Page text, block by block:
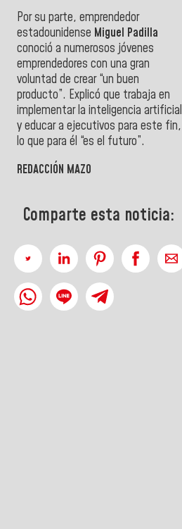
Por su parte, emprendedor
estadounidense Miguel Padilla
conoció a numerosos jóvenes
emprendedores con una gran
voluntad de crear “un buen
producto”. Explicó que trabaja en
implementar la inteligencia artificial
y educar a ejecutivos para este fin,
lo que para él “es el futuro”.
REDACCIÓN MAZO
Comparte esta noticia: